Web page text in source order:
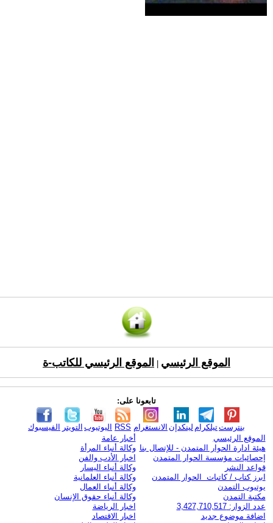
الموقع الرئيسي الموقع الرئيسي للكاتب-ة
تابعونا على:
الفيسبوك التويتر اليوتيوب RSS الانستغرام لينكدإن تيلكرامبنترست
الموقع الرئيسي
هيئة ادارة الحوار المتمدن - للإتصال بنا
إحصائيات مؤسسة الحوار المتمدن
قواعد النشر
ابرز كتاب / كاتبات الحوار المتمدن
يوتيوب التمدن
مكتبة التمدن
عدد الزوار: 3,427,710,517
اضافة موضوع جديد
أخبار عامة
وكالة أنباء المرأة
اخبار الأدب والفن
وكالة أنباء اليسار
وكالة أنباء العلمانية
وكالة أنباء العمال
وكالة أنباء حقوق الإنسان
اخبار الرياضة
اخبار الاقتصاد